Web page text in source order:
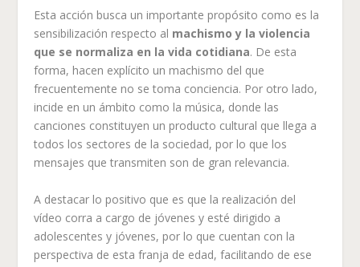
Esta acción busca un importante propósito como es la
sensibilización respecto al machismo y la violencia
que se normaliza en la vida cotidiana. De esta
forma, hacen explícito un machismo del que
frecuentemente no se toma conciencia. Por otro lado,
incide en un ámbito como la música, donde las
canciones constituyen un producto cultural que llega a
todos los sectores de la sociedad, por lo que los
mensajes que transmiten son de gran relevancia.
A destacar lo positivo que es que la realización del
vídeo corra a cargo de jóvenes y esté dirigido a
adolescentes y jóvenes, por lo que cuentan con la
perspectiva de esta franja de edad, facilitando de ese